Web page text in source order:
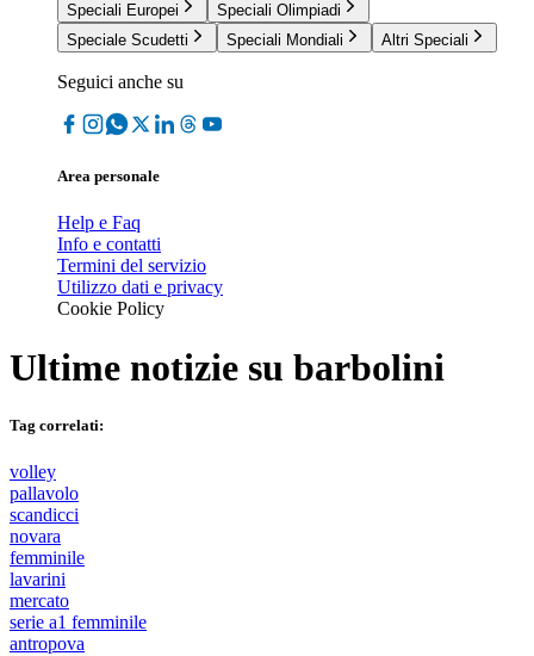
Speciali Europei
Speciali Olimpiadi
Speciale Scudetti
Speciali Mondiali Altri Speciali
Seguici anche su
Area personale
Help e Faq
Info e contatti
Termini del servizio
Utilizzo dati e privacy
Cookie Policy
Ultime notizie su barbolini
Tag correlati:
volley
pallavolo
scandicci
novara
femminile
lavarini
mercato
serie a1 femminile
antropova